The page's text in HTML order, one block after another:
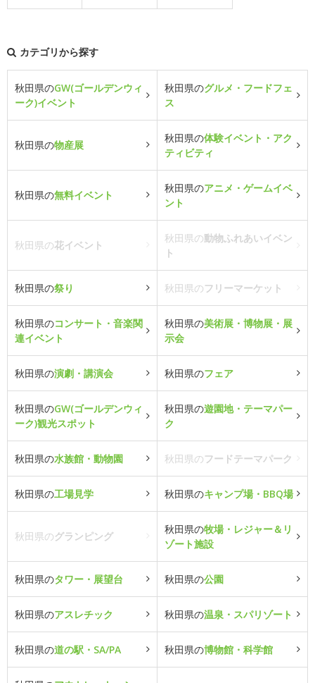
カテゴリから探す
秋田県のGW(ゴールデンウィ
ーク)イベント
秋田県のグルメ・フードフェ
ス
秋田県の物産展
秋田県の体験イベント・アク
ティビティ
秋田県の無料イベント
秋田県のアニメ・ゲームイベ
ント
秋田県の花イベント
秋田県の動物ふれあいイベン
ト
秋田県の祭り 秋田県のフリーマーケット
秋田県のコンサート・音楽関
連イベント
秋田県の美術展・博物展・展
示会
秋田県の演劇・講演会 秋田県のフェア
秋田県のGW(ゴールデンウィ
ーク)観光スポット
秋田県の遊園地・テーマパー
ク
秋田県の水族館・動物園 秋田県のフードテーマパーク
秋田県の工場見学 秋田県のキャンプ場・BBQ場
秋田県のグランピング
秋田県の牧場・レジャー＆リ
ゾート施設
秋田県のタワー・展望台 秋田県の公園
秋田県のアスレチック 秋田県の温泉・スパリゾート
秋田県の道の駅・SA/PA 秋田県の博物館・科学館